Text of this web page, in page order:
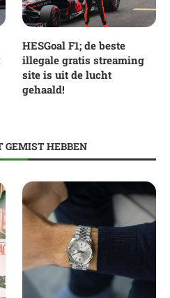
HESGoal F1; de beste
illegale gratis streaming
site is uit de lucht
gehaald!
GEMIST HEBBEN